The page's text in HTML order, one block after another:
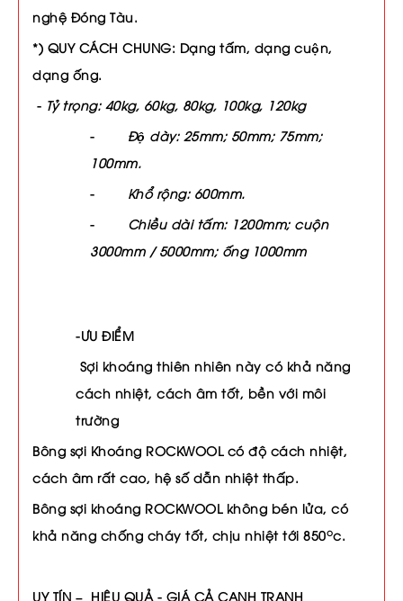
nghệ Đóng Tàu.
*) QUY CÁCH CHUNG: Dạng tấm, dạng cuộn,
dạng ống.
- Tỷ trọng: 40kg, 60kg, 80kg, 100kg, 120kg
- Độ dày: 25mm; 50mm; 75mm;
100mm.
- Khổ rộng: 600mm.
- Chiều dài tấm: 1200mm; cuộn
3000mm / 5000mm; ống 1000mm
-ƯU ĐIỂM
Sợi khoáng thiên nhiên này có khả năng
cách nhiệt, cách âm tốt, bền với môi
trường
Bông sợi Khoáng ROCKWOOL có độ cách nhiệt,
cách âm rất cao, hệ số dẫn nhiệt thấp.
Bông sợi khoáng ROCKWOOL không bén lửa, có
khả năng chống cháy tốt, chịu nhiệt tới 850oc.
UY TÍN – HIỆU QUẢ - GIÁ CẢ CẠNH TRANH